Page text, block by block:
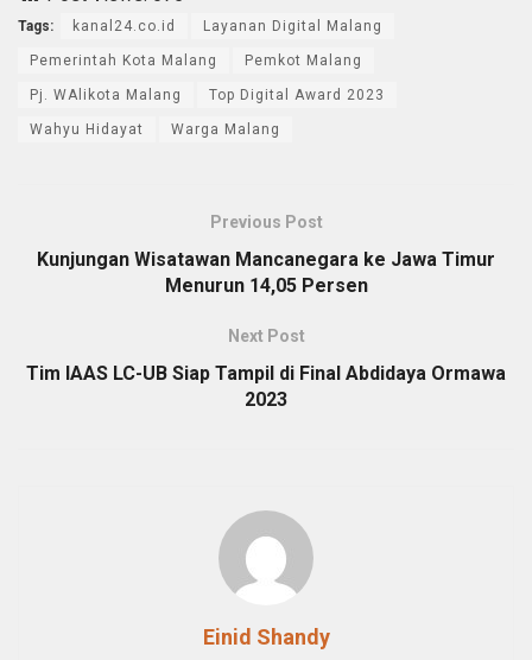
Tags: kanal24.co.id Layanan Digital Malang
Pemerintah Kota Malang Pemkot Malang
Pj. WAlikota Malang Top Digital Award 2023
Wahyu Hidayat Warga Malang
Previous Post
Kunjungan Wisatawan Mancanegara ke Jawa Timur
Menurun 14,05 Persen
Next Post
Tim IAAS LC-UB Siap Tampil di Final Abdidaya Ormawa
2023
Einid Shandy